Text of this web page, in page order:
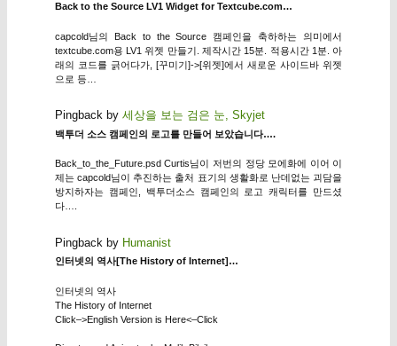
Back to the Source LV1 Widget for Textcube.com…
capcold님의 Back to the Source 캠페인을 축하하는 의미에서
textcube.com용 LV1 위젯 만들기. 제작시간 15분. 적용시간 1분. 아
래의 코드를 긁어다가, [꾸미기]->[위젯]에서 새로운 사이드바 위젯
으로 등…
Pingback by 세상을 보는 검은 눈, Skyjet
백투더 소스 캠페인의 로고를 만들어 보았습니다….
Back_to_the_Future.psd Curtis님이 저번의 정당 모에화에 이어 이
제는 capcold님이 추진하는 출처 표기의 생활화로 난데없는 괴담을
방지하자는 캠페인, 백투더소스 캠페인의 로고 캐릭터를 만드셨
다….
Pingback by Humanist
인터넷의 역사[The History of Internet]…
인터넷의 역사
The History of Internet
Click–>English Version is Here<–Click